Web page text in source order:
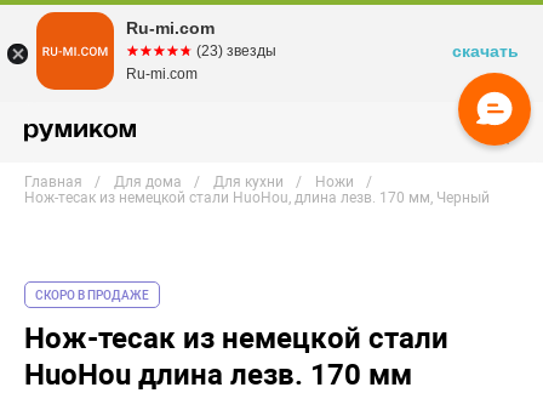
Главная Для дома Для кухни
Ножи
Нож-тесак из немецкой стали HuoHou, длина лезв. 170 мм, Черный
СКОРО В ПРОДАЖЕ
Нож-тесак из немецкой стали
HuoHou длина лезв. 170 мм
Ru-mi.com
☆☆☆☆☆
★★★★★ (23) звезды
Ru-mi.com
скачать